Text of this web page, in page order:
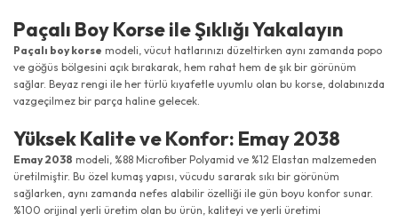
Paçalı Boy Korse ile Şıklığı Yakalayın
Paçalı boy korse modeli, vücut hatlarınızı düzeltirken aynı zamanda popo
ve göğüs bölgesini açık bırakarak, hem rahat hem de şık bir görünüm
sağlar. Beyaz rengi ile her türlü kıyafetle uyumlu olan bu korse, dolabınızda
vazgeçilmez bir parça haline gelecek.
Yüksek Kalite ve Konfor: Emay 2038
Emay 2038 modeli, %88 Microfiber Polyamid ve %12 Elastan malzemeden
üretilmiştir. Bu özel kumaş yapısı, vücudu sararak sıkı bir görünüm
sağlarken, aynı zamanda nefes alabilir özelliği ile gün boyu konfor sunar.
%100 orijinal yerli üretim olan bu ürün, kaliteyi ve yerli üretimi